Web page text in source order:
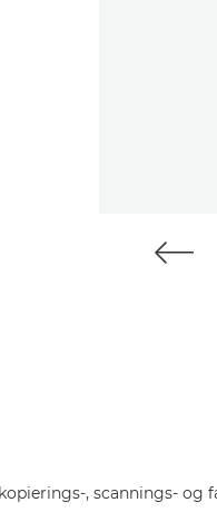
, scannings- og